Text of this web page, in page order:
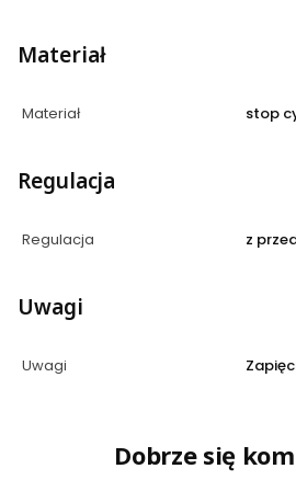
Materiał
Materiał stop
Regulacja
Regulacja z
Uwagi
Uwagi
Dobrze się